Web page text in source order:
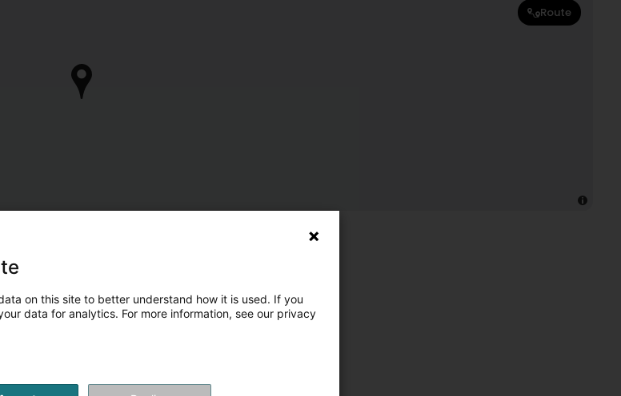
Route
on this site to better understand how it is used. If you
data for analytics. For more information, see our privacy